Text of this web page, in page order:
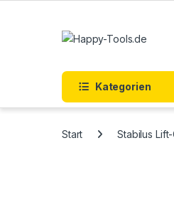
Kategorien
Start Stabilus